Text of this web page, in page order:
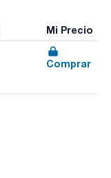
Mi Precio
Comprar